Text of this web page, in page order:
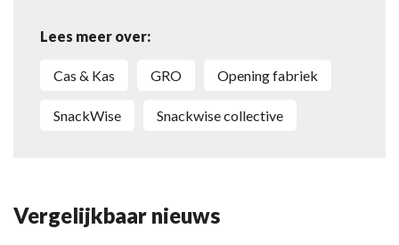
Lees meer over:
Cas & Kas GRO opening fabriek
SnackWise Snackwise collective
Vergelijkbaar nieuws